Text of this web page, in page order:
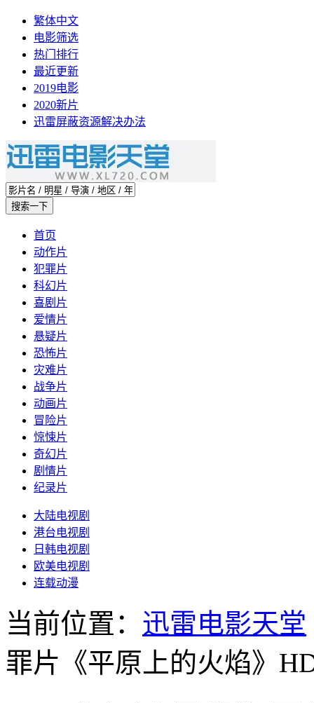
繁体中文
电影筛选
热门排行
最近更新
2019电影
2020新片
迅雷屏蔽资源解决办法
首页
动作片
犯罪片
科幻片
喜剧片
爱情片
悬疑片
恐怖片
灾难片
战争片
动画片
冒险片
惊悚片
奇幻片
剧情片
纪录片
大陆电视剧
港台电视剧
日韩电视剧
欧美电视剧
连载动漫
当前位置： 迅雷电影天堂
罪片《平原上的火焰》